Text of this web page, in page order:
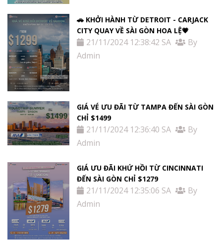
🚗 KHỞI HÀNH TỪ DETROIT - CARJACK
CITY QUAY VỀ SÀI GÒN HOA LỆ💗
21/11/2024 12:38:42 SA
By
Admin
GIÁ VÉ ƯU ĐÃI TỪ TAMPA ĐẾN SÀI GÒN
CHỈ $1499
21/11/2024 12:36:40 SA
By
Admin
GIÁ ƯU ĐÃI KHỨ HỒI TỪ ​​CINCINNATI
ĐẾN SÀI GÒN CHỈ $1279
21/11/2024 12:35:06 SA
By
Admin